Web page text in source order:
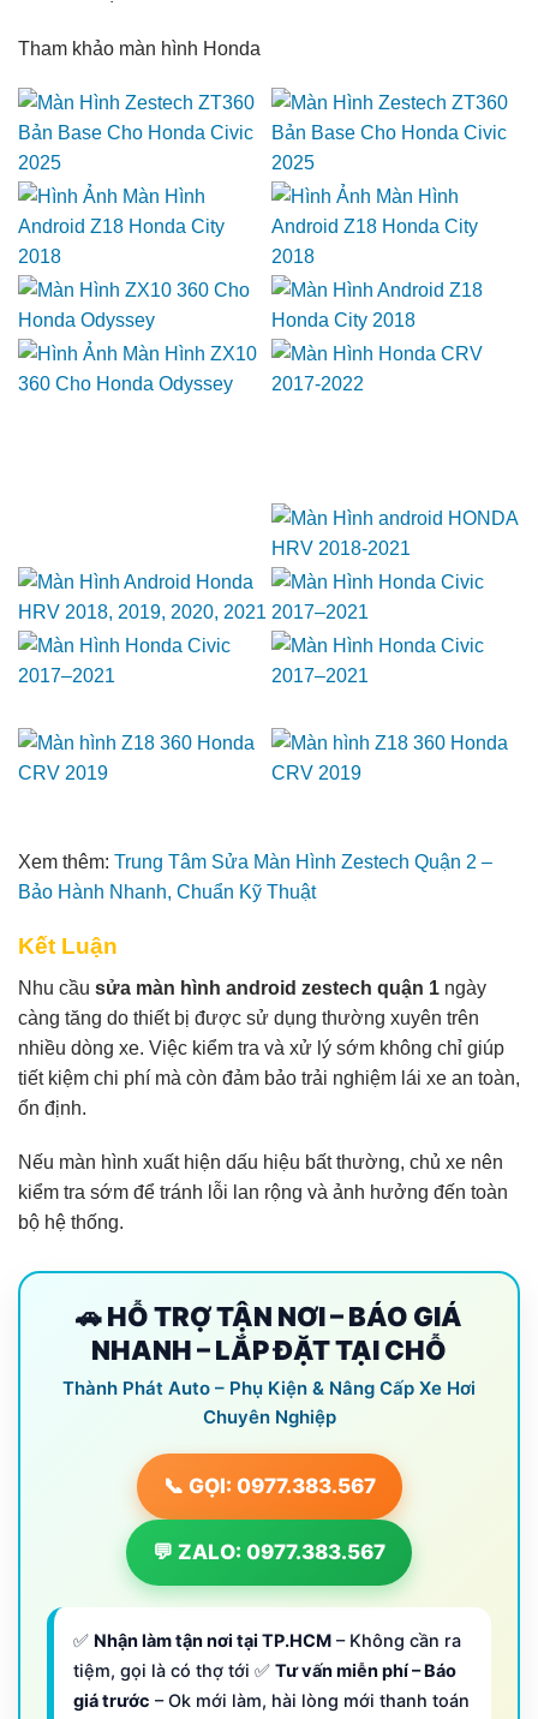
Tham khảo màn hình Honda
Xem thêm: Trung Tâm Sửa Màn Hình Zestech Quận 2 –
Bảo Hành Nhanh, Chuẩn Kỹ Thuật
Kết Luận
Nhu cầu sửa màn hình android zestech quận 1 ngày
càng tăng do thiết bị được sử dụng thường xuyên trên
nhiều dòng xe. Việc kiểm tra và xử lý sớm không chỉ giúp
tiết kiệm chi phí mà còn đảm bảo trải nghiệm lái xe an toàn,
ổn định.
Nếu màn hình xuất hiện dấu hiệu bất thường, chủ xe nên
kiểm tra sớm để tránh lỗi lan rộng và ảnh hưởng đến toàn
bộ hệ thống.
🚗 HỖ TRỢ TẬN NƠI – BÁO GIÁ
NHANH – LẮP ĐẶT TẠI CHỖ
Thành Phát Auto – Phụ Kiện & Nâng Cấp Xe Hơi
Chuyên Nghiệp
📞 GỌI: 0977.383.567
💬 ZALO: 0977.383.567
✅ Nhận làm tận nơi tại TP.HCM – Không cần ra
tiệm, gọi là có thợ tới ✅ Tư vấn miễn phí – Báo
giá trước – Ok mới làm, hài lòng mới thanh toán